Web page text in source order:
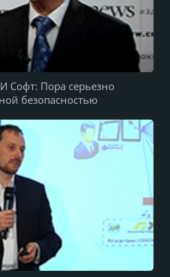
Софт: Пора серьезно
безопасностью